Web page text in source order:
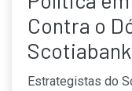
Contra o
Scotiabank
Estrategistas do